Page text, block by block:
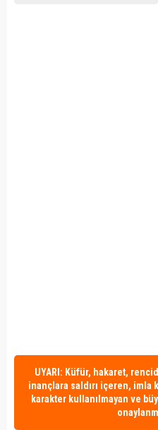
UYARI: Küfür, hakaret,
inançlara saldırı içeren, imla
karakter kullanılmayan ve